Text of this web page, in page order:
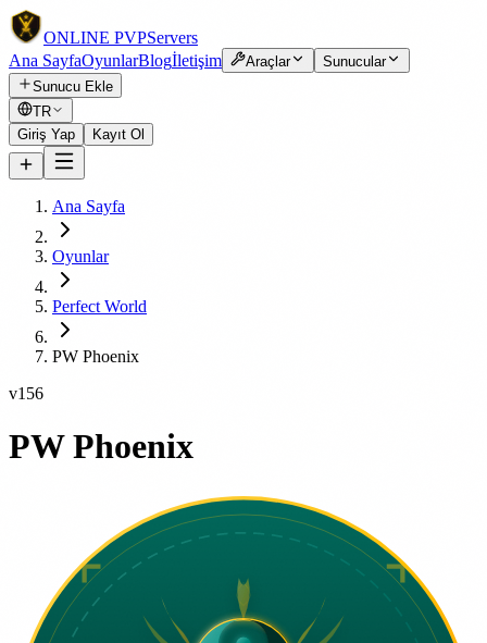
ONLINE PVPServers
Ana SayfaOyunlarBlogİletişim Araçlar
Sunucular
Sunucu Ekle
TR
Giriş Yap
Kayıt Ol
Ana Sayfa
Oyunlar
Perfect World
PW Phoenix
v156
PW Phoenix